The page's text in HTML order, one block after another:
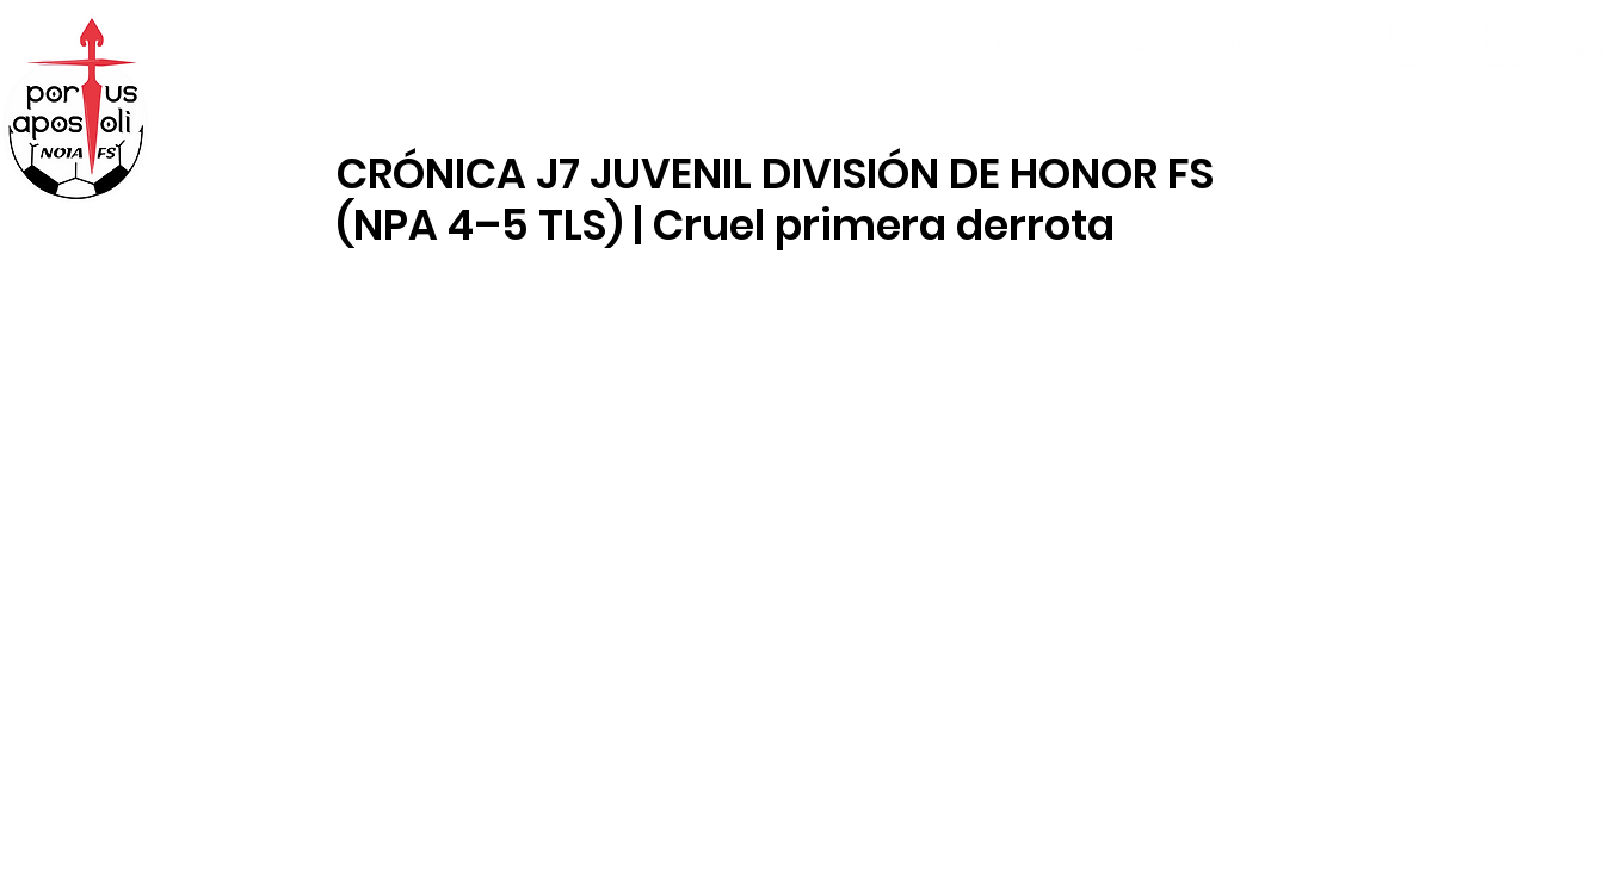
CRÓNICA J7 JUVENIL DIVISIÓN DE HONOR FS
(NPA 4–5 TLS) | Cruel primera derrota